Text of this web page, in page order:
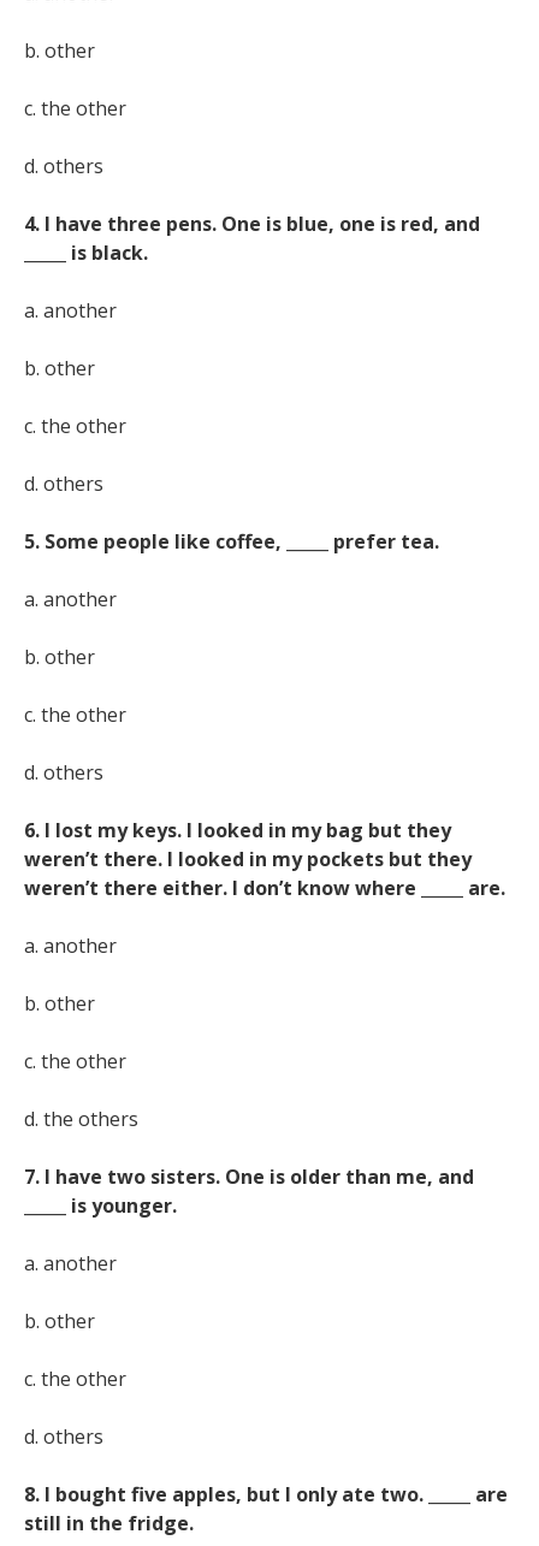
b. other
c. the other
d. others
4. I have three pens. One is blue, one is red, and
_____ is black.
a. another
b. other
c. the other
d. others
5. Some people like coffee, _____ prefer tea.
a. another
b. other
c. the other
d. others
6. I lost my keys. I looked in my bag but they
weren’t there. I looked in my pockets but they
weren’t there either. I don’t know where _____ are.
a. another
b. other
c. the other
d. the others
7. I have two sisters. One is older than me, and
_____ is younger.
a. another
b. other
c. the other
d. others
8. I bought five apples, but I only ate two. _____ are
still in the fridge.